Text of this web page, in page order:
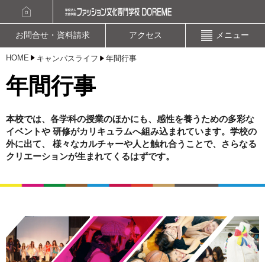
お問合せ・資料請求 アクセス メニュー
資料請求 オープンキャンパスお申込み
HOME キャンパスライフ 年間行事
年間行事
本校では、各学科の授業のほかにも、感性を養うための多彩な
イベントや 研修がカリキュラムへ組み込まれています。学校の
外に出て、
様々なカルチャーや人と触れ合うことで、さらなる
クリエーションが生まれてくるはずです。